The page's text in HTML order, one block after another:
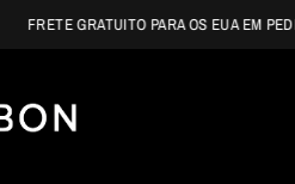
FRETE GRATUITO PARA OS EUA EM